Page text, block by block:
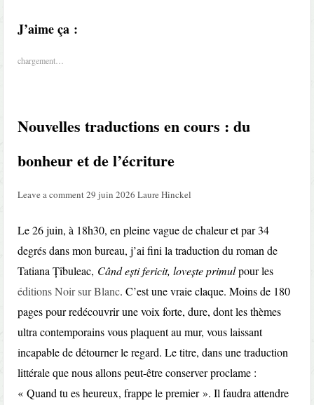
J’aime ça :
chargement…
Nouvelles traductions en cours : du
bonheur et de l’écriture
Leave a comment29 juin 2026 Laure Hinckel
Le 26 juin, à 18h30, en pleine vague de chaleur et par 34
degrés dans mon bureau, j’ai fini la traduction du roman de
Tatiana Țîbuleac, Când ești fericit, lovește primulpour les
éditions Noir sur Blanc. C’est une vraie claque. Moins de 180
pages pour redécouvrir une voix forte, dure, dont les thèmes
ultra contemporains vous plaquent au mur, vous laissant
incapable de détourner le regard. Le titre, dans une traduction
littérale que nous allons peut-être conserver proclame :
« Quand tu es heureux, frappe le premier ». Il faudra attendre